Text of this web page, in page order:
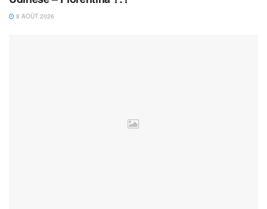
8 AOÛT 2026